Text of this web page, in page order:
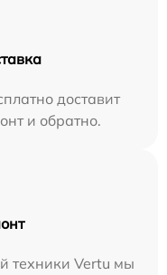
доставит
и обратно.
техники Vertu мы